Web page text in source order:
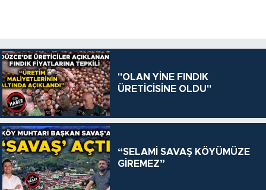
"OLAN YİNE FINDIK
ÜRETİCİSİNE OLDU"
“SELAMİ SAVAŞ KÖYÜMÜZE
GİREMEZ”